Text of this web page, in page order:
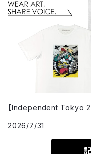
【Independent Tokyo
2026/7/31